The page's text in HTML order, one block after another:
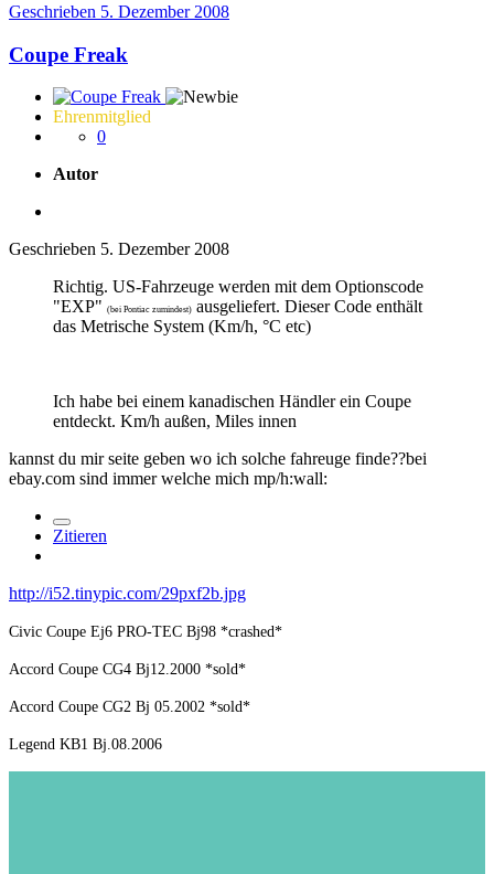
Geschrieben 5. Dezember 2008
Coupe Freak
Ehrenmitglied
0
Autor
Geschrieben 5. Dezember 2008
Richtig. US-Fahrzeuge werden mit dem Optionscode
"EXP" (bei Pontiac zumindest) ausgeliefert. Dieser Code enthält
das Metrische System (Km/h, °C etc)
Ich habe bei einem kanadischen Händler ein Coupe
entdeckt. Km/h außen, Miles innen
kannst du mir seite geben wo ich solche fahreuge finde??bei
ebay.com sind immer welche mich mp/h:wall:
Zitieren
http://i52.tinypic.com/29pxf2b.jpg
Civic Coupe Ej6 PRO-TEC Bj98 *crashed*
Accord Coupe CG4 Bj12.2000 *sold*
Accord Coupe CG2 Bj 05.2002 *sold*
Legend KB1 Bj.08.2006